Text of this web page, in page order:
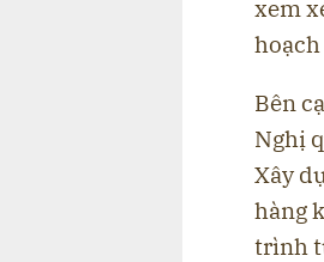
xem
Bên
Nghị
Xây
hàng
trình